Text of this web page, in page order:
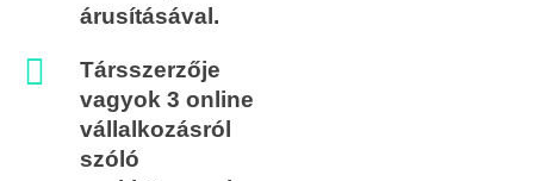
árusításával. ​
Társszerzője
vagyok 3 online
vállalkozásról
szóló